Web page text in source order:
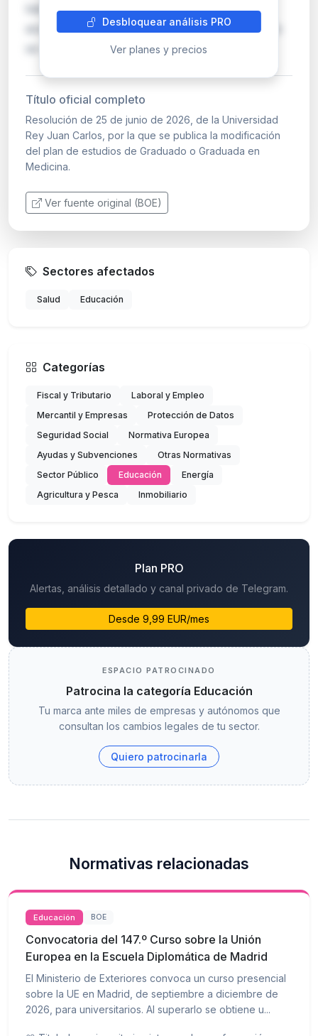
básica, 210 obligatorios, 54 de prácticas
académicas externas y 6 de TFG. La estructura
se orga…
Desbloquear análisis PRO
Ver planes y precios
Título oficial completo
Resolución de 25 de junio de 2026, de la Universidad
Rey Juan Carlos, por la que se publica la modificación
del plan de estudios de Graduado o Graduada en
Medicina.
Ver fuente original (BOE)
Sectores afectados
Salud Educación
Categorías
Fiscal y Tributario
Laboral y Empleo
Mercantil y Empresas
Protección de Datos
Seguridad Social
Normativa Europea
Ayudas y Subvenciones
Otras Normativas
Sector Público
Educación
Energía
Agricultura y Pesca
Inmobiliario
Plan PRO
Alertas, análisis detallado y canal privado de Telegram.
Desde 9,99 EUR/mes
ESPACIO PATROCINADO
Patrocina la categoría Educación
Tu marca ante miles de empresas y autónomos que
consultan los cambios legales de tu sector.
Quiero patrocinarla
Normativas relacionadas
Educación BOE
Convocatoria del 147.º Curso sobre la Unión
Europea en la Escuela Diplomática de Madrid
El Ministerio de Exteriores convoca un curso presencial
sobre la UE en Madrid, de septiembre a diciembre de
2026, para universitarios. Al superarlo se obtiene u...